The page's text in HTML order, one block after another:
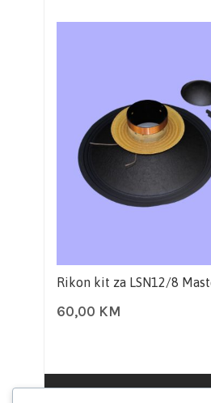
Rikon kit za LSN12/8
60,00 KM